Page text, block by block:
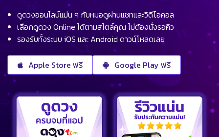
ดูดวงออนไลน์แม่น ๆ กับหมอดูผ่านแชทและวิดีโอคอล
เลือกดูดวง Online ได้ตามสไตล์คุณ ไม่ต้องนั่งรอคิว
รองรับทั้งระบบ iOS และ Android ดาวน์โหลดเลย
Apple Store ฟรี Google Play ฟรี